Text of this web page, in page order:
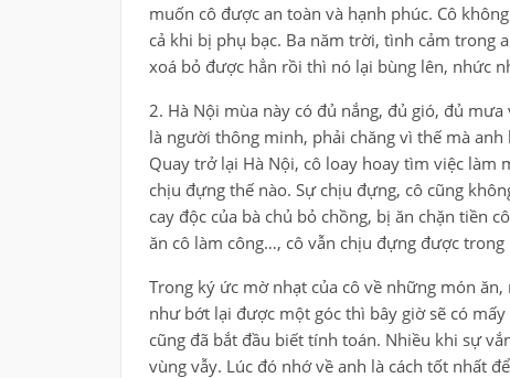
muốn cô được an toàn và hạnh phúc. Cô
cả khi bị phụ bạc. Ba năm trời, tình cảm trong
xoá bỏ được hẳn rồi thì nó lại bùng lên, nhức
2. Hà Nội mùa này có đủ nắng, đủ gió, đủ
là người thông minh, phải chăng vì thế mà
Quay trở lại Hà Nội, cô loay hoay tìm việc làm
chịu đựng thế nào. Sự chịu đựng, cô cũng
cay độc của bà chủ bỏ chồng, bị ăn chặn tiền
ăn cô làm công…, cô vẫn chịu đựng được
Trong ký ức mờ nhạt của cô về những món
như bớt lại được một góc thì bây giờ sẽ có
cũng đã bắt đầu biết tính toán. Nhiều khi sự
vùng vẫy. Lúc đó nhớ về anh là cách tốt nhất